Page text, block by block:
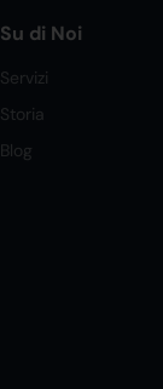
Su di Noi
Servizi
Storia
Blog